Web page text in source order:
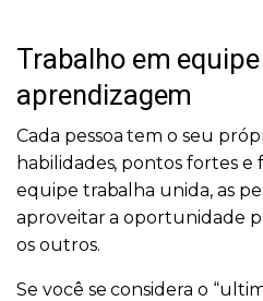
Trabalho em
aprendizagem
Cada pessoa tem o seu
habilidades, pontos fortes e
equipe trabalha unida, as
aproveitar a oportunidade
os outros.
Se você se considera o